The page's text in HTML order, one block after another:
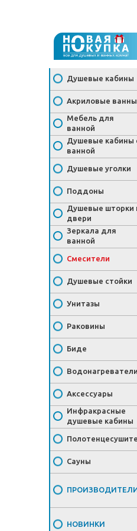
Душевые кабины
Акриловые ванны
Мебель для
ванной
Душевые кабины
ванной
Душевые уголки
Поддоны
Душевые шторки
двери
Зеркала для
ванной
Смесители
Душевые стойки
Унитазы
Раковины
Биде
Водонагреватели
Аксессуары
Инфракрасные
душевые кабины
Сауны
НОВИНКИ